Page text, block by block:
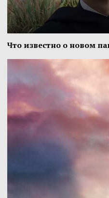
Что известно о новом